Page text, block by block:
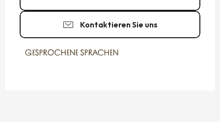
Kontaktieren Sie uns
GESPROCHENE SPRACHEN
GESPROCHENE SPRACHEN